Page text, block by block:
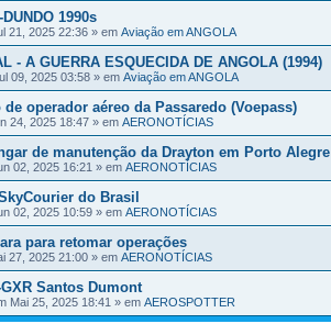
1990s
21, 2025 22:36 » em Aviação em ANGOLA
- A GUERRA ESQUECIDA DE ANGOLA (1994)
09, 2025 03:58 » em Aviação em ANGOLA
operador aéreo da Passaredo (Voepass)
24, 2025 18:47 » em AERONOTÍCIAS
de manutenção da Drayton em Porto Alegre
02, 2025 16:21 » em AERONOTÍCIAS
do Brasil
02, 2025 10:59 » em AERONOTÍCIAS
para retomar operações
27, 2025 21:00 » em AERONOTÍCIAS
Santos Dumont
Mai 25, 2025 18:41 » em AEROSPOTTER